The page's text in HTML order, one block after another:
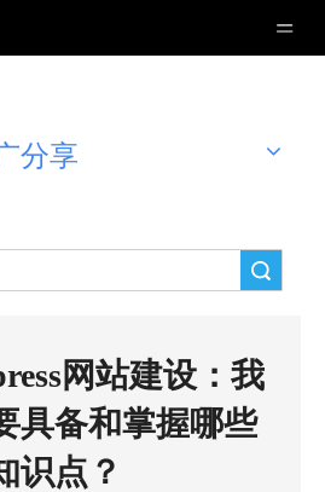
分享
网站建设：我
具备和掌握哪些
识点？